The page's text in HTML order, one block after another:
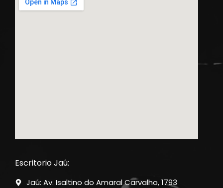
Escritorio Jaú:
Jaú: Av. Isaltino do Amaral Carvalho, 1793